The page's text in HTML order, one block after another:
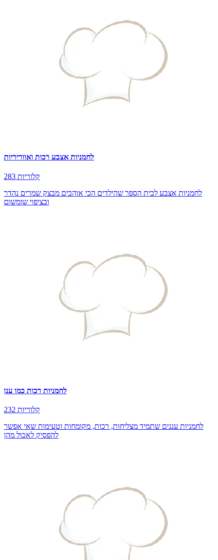
לחמניות אצבע רכות ואווריריות
283 קלוריות
לחמניות אצבע לבית הספר שהילדים הכי אוהבים מבצק שמרים נהדר
ובציפוי שומשום
לחמניות רכות כמו ענן
232 קלוריות
לחמניות עננים שתמיד מצליחות, רכות, מקומחות וטעימות שאי אפשר
להפסיק לאכול מהן